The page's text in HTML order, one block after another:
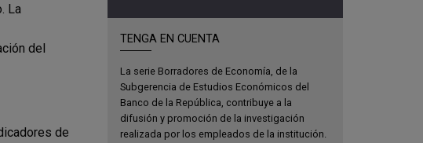
TENGA EN CUENTA
La serie Borradores de Economía, de la
Subgerencia de Estudios Económicos del
Banco de la República, contribuye a la
difusión y promoción de la investigación
realizada por los empleados de la institución.
La
del
de